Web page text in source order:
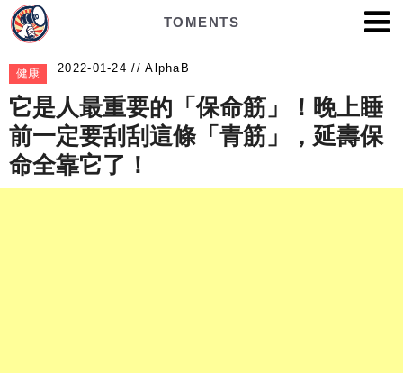
TOMENTS
健康 AlphaB
它是人最重要的「保命筋」！晚上睡
前一定要刮刮這條「青筋」，延壽保
命全靠它了！